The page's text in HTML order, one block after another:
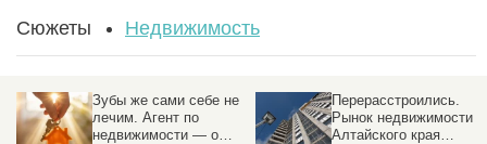
Сюжеты Недвижимость
Зубы же сами себе не
лечим. Агент по
недвижимости — о
Перерасстроились.
Рынок недвижимости
Алтайского края